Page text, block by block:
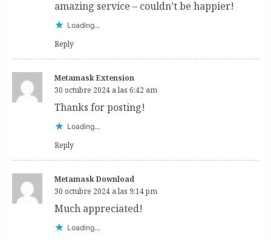
amazing service – couldn’t be happier!
Loading...
Reply
Metamask Extension
30 octubre 2024 a las 6:42 am
Thanks for posting!
Loading...
Reply
Metamask Download
30 octubre 2024 a las 9:14 pm
Much appreciated!
Loading...